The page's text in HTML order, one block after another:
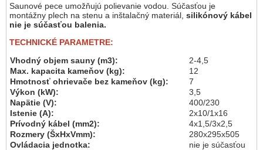
Saunové pece umožňujú polievanie vodou. Súčasťou je
montážny plech na stenu a inštalačný materiál, silikónový kábel
nie je súčasťou balenia.
TECHNICKÉ PARAMETRE:
Vhodný objem sauny (m3):
2-4,5
Max. kapacita kameňov (kg):
12
Hmotnosť ohrievače bez kameňov (kg):
7
Výkon (kW):
3,5
Napätie (V):
400/230
Istenie (A):
2x10/1x16
Prívodný kábel (mm2):
4x1,5/3x2,5
Rozmery (ŠxHxVmm):
280x295x505
Ovládacia jednotka:
nie je súčasťou